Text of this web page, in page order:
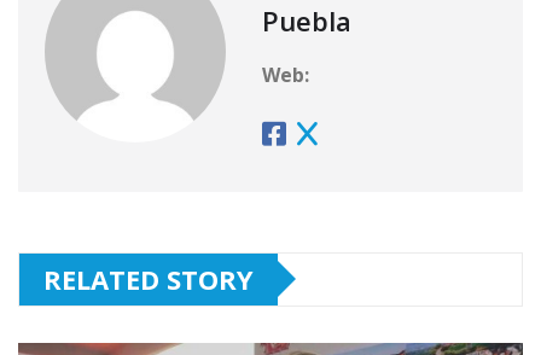
Puebla
Web:
RELATED STORY